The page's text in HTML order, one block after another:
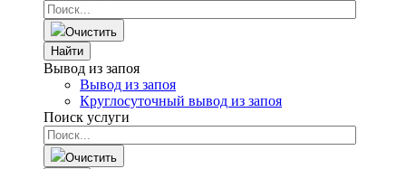
Очистить
Найти
Вывод из запоя
Вывод из запоя
Круглосуточный вывод из запоя
Поиск услуги
Очистить